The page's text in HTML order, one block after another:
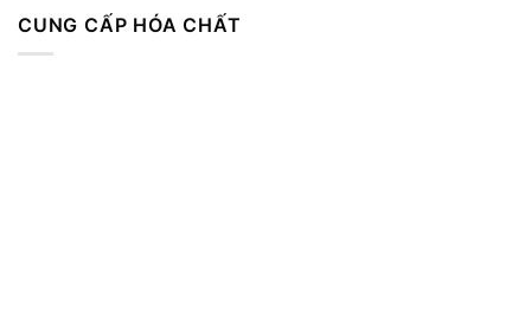
CUNG CẤP HÓA CHẤT